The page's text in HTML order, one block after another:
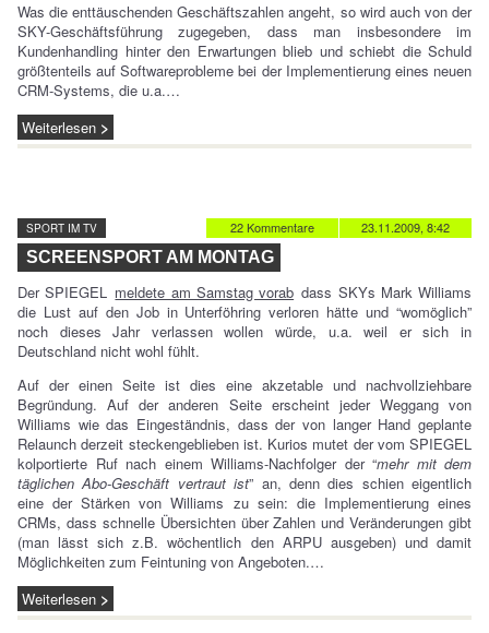
Was die enttäuschenden Geschäftszahlen angeht, so wird auch von der
SKY-Geschäftsführung zugegeben, dass man insbesondere im
Kundenhandling hinter den Erwartungen blieb und schiebt die Schuld
größtenteils auf Softwareprobleme bei der Implementierung eines neuen
CRM-Systems, die u.a.…
Weiterlesen
23.11.2009, 8:42
22 Kommentare
SPORT IM TV
SCREENSPORT AM MONTAG
Der SPIEGEL meldete am Samstag vorab dass SKYs Mark Williams
die Lust auf den Job in Unterföhring verloren hätte und “womöglich”
noch dieses Jahr verlassen wollen würde, u.a. weil er sich in
Deutschland nicht wohl fühlt.
Auf der einen Seite ist dies eine akzetable und nachvollziehbare
Begründung. Auf der anderen Seite erscheint jeder Weggang von
Williams wie das Eingeständnis, dass der von langer Hand geplante
Relaunch derzeit steckengeblieben ist. Kurios mutet der vom SPIEGEL
kolportierte Ruf nach einem Williams-Nachfolger der “mehr mit dem
täglichen Abo-Geschäft vertraut ist” an, denn dies schien eigentlich
eine der Stärken von Williams zu sein: die Implementierung eines
CRMs, dass schnelle Übersichten über Zahlen und Veränderungen gibt
(man lässt sich z.B. wöchentlich den ARPU ausgeben) und damit
Möglichkeiten zum Feintuning von Angeboten.…
Weiterlesen